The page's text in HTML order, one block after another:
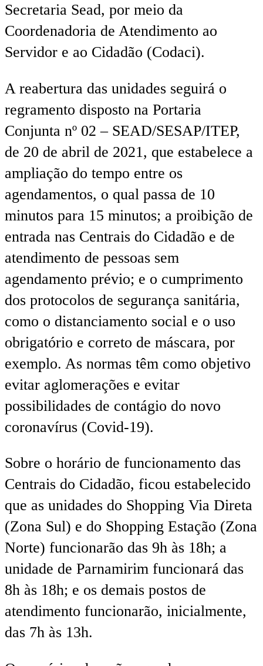
Secretaria Sead, por meio da
Coordenadoria de Atendimento ao
Servidor e ao Cidadão (Codaci).
A reabertura das unidades seguirá o
regramento disposto na Portaria
Conjunta nº 02 – SEAD/SESAP/ITEP,
de 20 de abril de 2021, que estabelece a
ampliação do tempo entre os
agendamentos, o qual passa de 10
minutos para 15 minutos; a proibição de
entrada nas Centrais do Cidadão e de
atendimento de pessoas sem
agendamento prévio; e o cumprimento
dos protocolos de segurança sanitária,
como o distanciamento social e o uso
obrigatório e correto de máscara, por
exemplo. As normas têm como objetivo
evitar aglomerações e evitar
possibilidades de contágio do novo
coronavírus (Covid-19).
Sobre o horário de funcionamento das
Centrais do Cidadão, ficou estabelecido
que as unidades do Shopping Via Direta
(Zona Sul) e do Shopping Estação (Zona
Norte) funcionarão das 9h às 18h; a
unidade de Parnamirim funcionará das
8h às 18h; e os demais postos de
atendimento funcionarão, inicialmente,
das 7h às 13h.